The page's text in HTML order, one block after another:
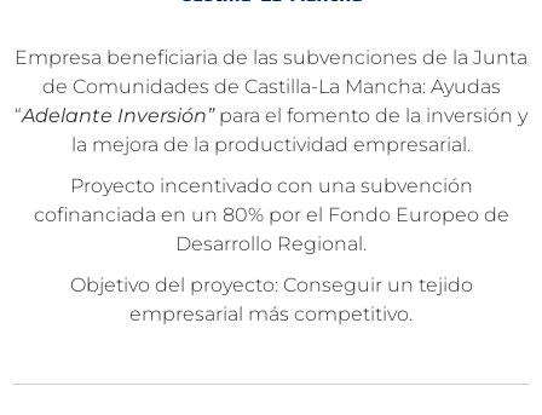
Empresa beneficiaria de las subvenciones de la Junta
de Comunidades de Castilla-La Mancha: Ayudas
“Adelante Inversión”para el fomento de la inversión y
la mejora de la productividad empresarial.
Proyecto incentivado con una subvención
cofinanciada en un 80% por el Fondo Europeo de
Desarrollo Regional.
Objetivo del proyecto: Conseguir un tejido
empresarial más competitivo.